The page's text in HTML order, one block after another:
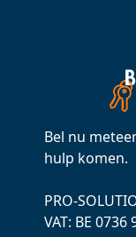
Bel nu
hulp komen.
PRO-
VAT: ВЕ 0736